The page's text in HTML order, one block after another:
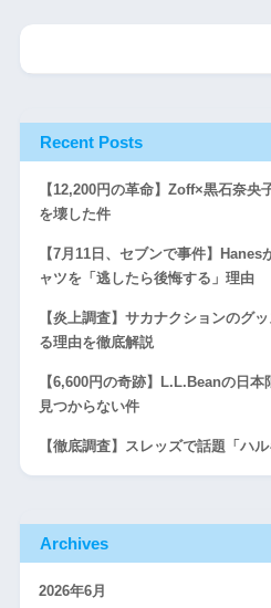
Recent Posts
【12,200円の革命】Zoff×黒石奈央
を壊した件
【7月11日、セブンで事件】
ャツを「逃したら後悔する」理由
【炎上調査】サカナクションのグ
る理由を徹底解説
【6,600円の奇跡】L.L.Beanの日
見つからない件
【徹底調査】スレッズで話題「ハ
Archives
2026年6月